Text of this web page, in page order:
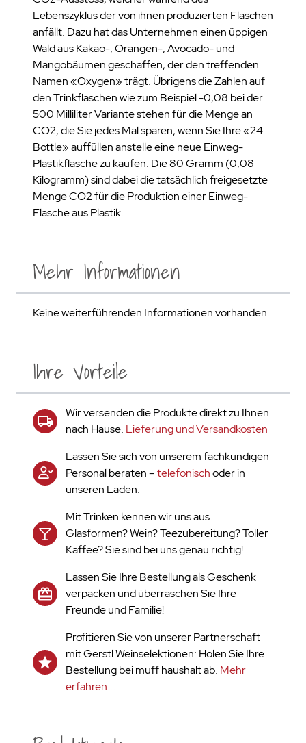
Lebenszyklus der von ihnen produzierten Flaschen
anfällt. Dazu hat das Unternehmen einen üppigen
Wald aus Kakao-, Orangen-, Avocado- und
Mangobäumen geschaffen, der den treffenden
Namen «Oxygen» trägt. Übrigens die Zahlen auf
den Trinkflaschen wie zum Beispiel -0,08 bei der
500 Milliliter Variante stehen für die Menge an
CO2, die Sie jedes Mal sparen, wenn Sie Ihre «24
Bottle» auffüllen anstelle eine neue Einweg-
Plastikflasche zu kaufen. Die 80 Gramm (0,08
Kilogramm) sind dabei die tatsächlich freigesetzte
Menge CO2 für die Produktion einer Einweg-
Flasche aus Plastik.
Ihre Vorteile
Wir versenden die Produkte direkt zu Ihnen
nach Hause. Lieferung und Versandkosten
Lassen Sie sich von unserem fachkundigen
Personal beraten –telefonischoder in
unseren Läden.
Mit Trinken kennen wir uns aus.
Glasformen? Wein? Teezubereitung? Toller
Kaffee? Sie sind bei uns genau richtig!
Lassen Sie Ihre Bestellung als Geschenk
verpacken und überraschen Sie Ihre
Freunde und Familie!
Profitieren Sie von unserer Partnerschaft
mit Gerstl Weinselektionen: Holen Sie Ihre
Bestellung bei muff haushalt ab. Mehr
erfahren...
Mehr Informationen
Keine weiterführenden Informationen vorhanden.